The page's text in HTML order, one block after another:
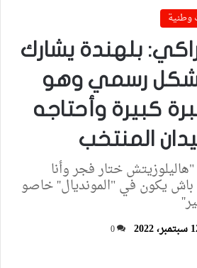
وطنية
بلهندة يشارك
رسمي وهو
كبيرة وأحتاجه
المنتخب
ختار فجر وأنا
باش يكون في "المونديال'' خاصو
0